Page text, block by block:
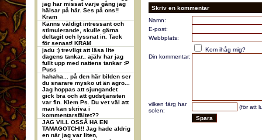
jag har missat varje gång jag
hälsar på här. Ses på ons!!
Kram
Känns väldigt intressant och
stimulerande, skulle gärna
deltagit och lyssnat in. Tack
för senast! KRAM
jadu :) trevligt att läsa lite
dagens tankar.. ajälv har jag
fullt upp med nattens tankar :P
Puss
hahaha... på den här bilden ser
du snarare mysko ut än agro...
Jag hoppas att sjungandet
gick bra och att gudstjänsten
var fin. Klem Ps. Du vet väl att
man kan skriva i
kommentarsfältet??
JAG VILL OSSÅ HA EN
TAMAGOTCHI!! Jag hade aldrig
en när jag var liten,
Skriv en kommentar
Namn:
E-post:
Webbplats:
Kom ihåg mig?
Din kommentar:
vilken färg har
solen:
(för att